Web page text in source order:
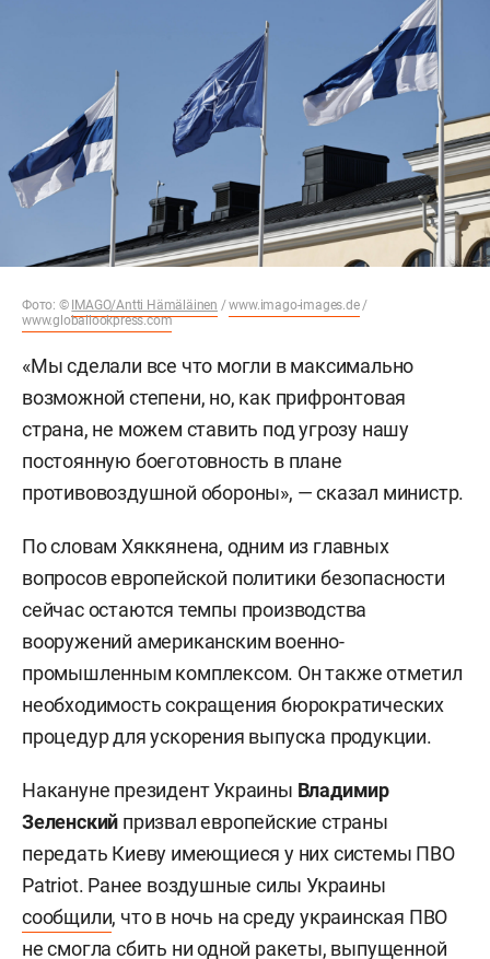
Фото: © IMAGO/Antti Hämäläinen /www.imago-images.de/
www.globallookpress.com
«Мы сделали все что могли в максимально
возможной степени, но, как прифронтовая
страна, не можем ставить под угрозу нашу
постоянную боеготовность в плане
противовоздушной обороны», — сказал министр.
По словам Хяккянена, одним из главных
вопросов европейской политики безопасности
сейчас остаются темпы производства
вооружений американским военно-
промышленным комплексом. Он также отметил
необходимость сокращения бюрократических
процедур для ускорения выпуска продукции.
Накануне президент Украины Владимир
Зеленский призвал европейские страны
передать Киеву имеющиеся у них системы ПВО
Patriot. Ранее воздушные силы Украины
сообщили, что в ночь на среду украинская ПВО
не смогла сбить ни одной ракеты, выпущенной